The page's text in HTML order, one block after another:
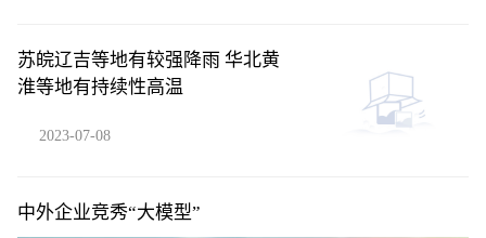
苏皖辽吉等地有较强降雨 华北黄
淮等地有持续性高温
2023-07-08
中外企业竞秀“大模型”